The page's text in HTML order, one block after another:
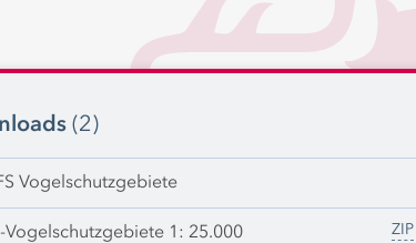
(2)
Vogelschutzgebiete
ZIP
Vogelschutzgebiete 1: 25.000